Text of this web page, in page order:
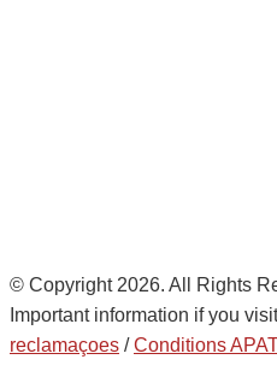
© Copyright 2026. All Rights
Important information if you
reclamaçoes /Conditions